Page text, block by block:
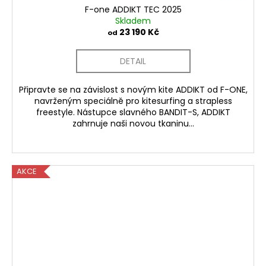
F-one ADDIKT TEC 2025
Skladem
od 23 190 Kč
DETAIL
Připravte se na závislost s novým kite ADDIKT od F-ONE,
navrženým speciálně pro kitesurfing a strapless
freestyle. Nástupce slavného BANDIT-S, ADDIKT
zahrnuje naši novou tkaninu...
AKCE